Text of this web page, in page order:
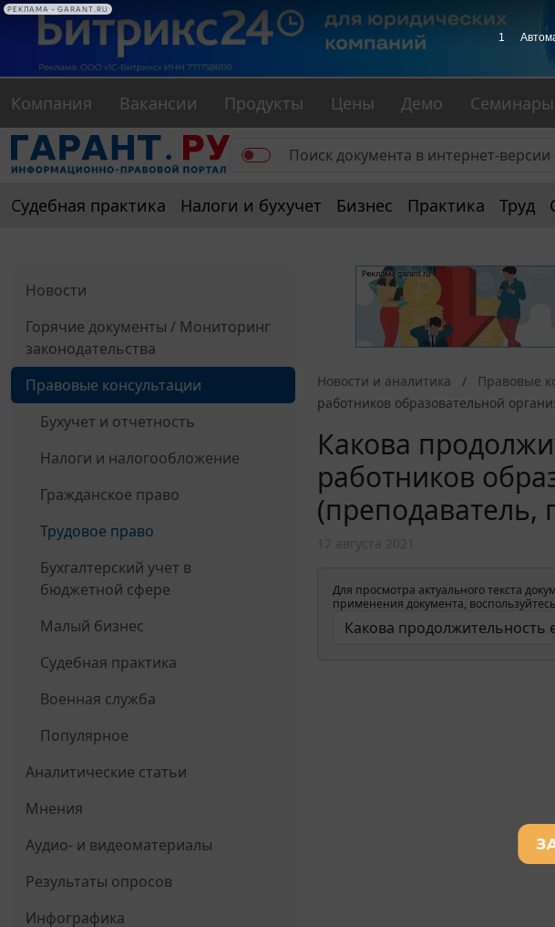
Компания Вакансии Продукты Цены Демо Семинары
Судебная практика Налоги и бухучет Бизнес Практика Труд
Новости
Горячие документы / Мониторинг
законодательства
Правовые консультации
Бухучет и отчетность
Налоги и налогообложение
Гражданское право
Трудовое право
Бухгалтерский учет в
бюджетной сфере
Малый бизнес
Судебная практика
Военная служба
Популярное
Аналитические статьи
Мнения
Аудио- и видеоматериалы
Результаты опросов
Инфографика
Новости и аналитика Правовые
работников образовательной
Какова
работников
(преподаватель,
Для просмотра актуального текста
применения документа,
1
РЕКЛАМА • GARANT.RU